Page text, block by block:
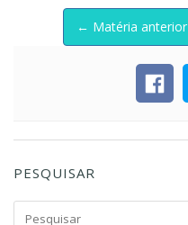
← Matéria anterior
PESQUISAR